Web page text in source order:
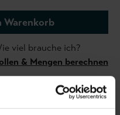
Warenkorb
viel brauche ich?
& Mengen berechnen